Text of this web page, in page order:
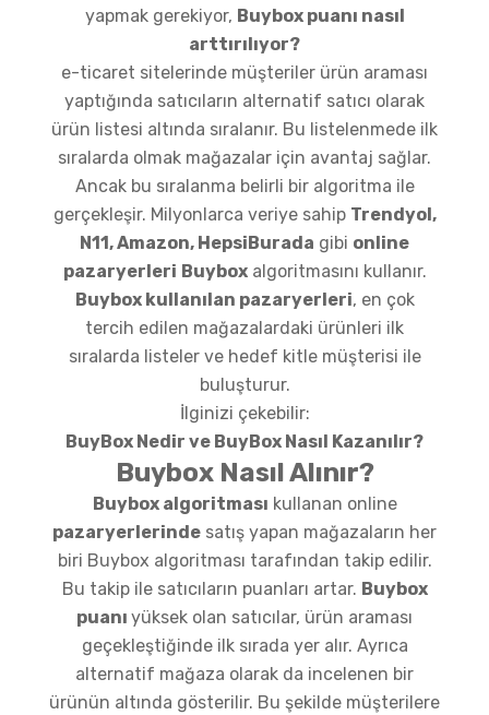
yapmak gerekiyor, Buybox puanı nasıl
arttırılıyor?
e-ticaret sitelerinde müşteriler ürün araması
yaptığında satıcıların alternatif satıcı olarak
ürün listesi altında sıralanır. Bu listelenmede ilk
sıralarda olmak mağazalar için avantaj sağlar.
Ancak bu sıralanma belirli bir algoritma ile
gerçekleşir. Milyonlarca veriye sahip Trendyol,
N11, Amazon, HepsiBurada gibi online
pazaryerleri Buyboxalgoritmasını kullanır.
Buybox kullanılan pazaryerleri, en çok
tercih edilen mağazalardaki ürünleri ilk
sıralarda listeler ve hedef kitle müşterisi ile
buluşturur.
İlginizi çekebilir:
BuyBox Nedir ve BuyBox Nasıl Kazanılır?
Buybox Nasıl Alınır?
Buybox algoritması kullanan online
pazaryerlerinde satış yapan mağazaların her
biri Buybox algoritması tarafından takip edilir.
Bu takip ile satıcıların puanları artar. Buybox
puanı yüksek olan satıcılar, ürün araması
geçekleştiğinde ilk sırada yer alır. Ayrıca
alternatif mağaza olarak da incelenen bir
ürünün altında gösterilir. Bu şekilde müşterilere